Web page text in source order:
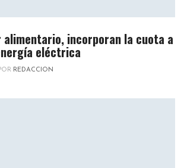
alimentario, incorporan la cuota a
eléctrica
REDACCION